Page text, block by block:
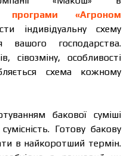
програми «Агроном
індивідуальну схему
господарства.
сівозміну, особливості
схема кожному
бакової суміші
Готову бакову
в найкоротший термін.